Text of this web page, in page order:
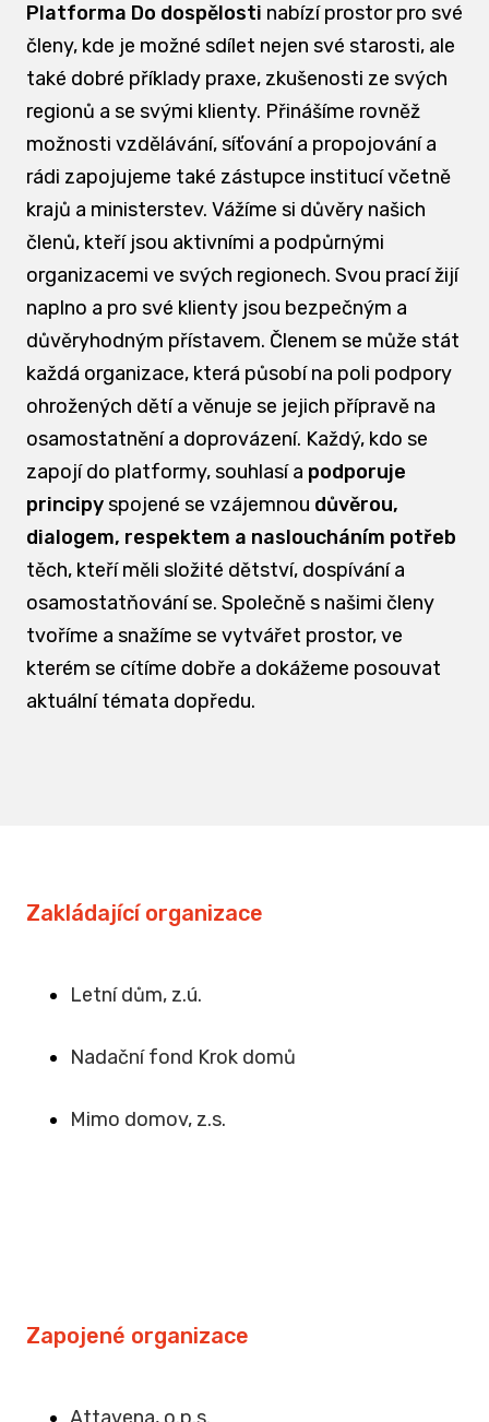
Platforma Do dospělosti nabízí prostor pro své
členy, kde je možné sdílet nejen své starosti, ale
také dobré příklady praxe, zkušenosti ze svých
regionů a se svými klienty. Přinášíme rovněž
možnosti vzdělávání, síťování a propojování a
rádi zapojujeme také zástupce institucí včetně
krajů a ministerstev. Vážíme si důvěry našich
členů, kteří jsou aktivními a podpůrnými
organizacemi ve svých regionech. Svou prací žijí
naplno a pro své klienty jsou bezpečným a
důvěryhodným přístavem. Členem se může stát
každá organizace, která působí na poli podpory
ohrožených dětí a věnuje se jejich přípravě na
osamostatnění a doprovázení. Každý, kdo se
zapojí do platformy, souhlasí a podporuje
principyspojené se vzájemnou důvěrou,
dialogem, respektem a nasloucháním potřeb
těch, kteří měli složité dětství, dospívání a
osamostatňování se. Společně s našimi členy
tvoříme a snažíme se vytvářet prostor, ve
kterém se cítíme dobře a dokážeme posouvat
aktuální témata dopředu.
Zakládající organizace
Letní dům, z.ú.
Nadační fond Krok domů
Mimo domov, z.s.
Zapojené organizace